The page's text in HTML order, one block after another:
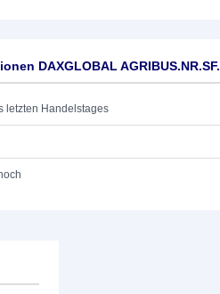
DAXGLOBAL AGRIBUS.NR.SF.
letzten Handelstages